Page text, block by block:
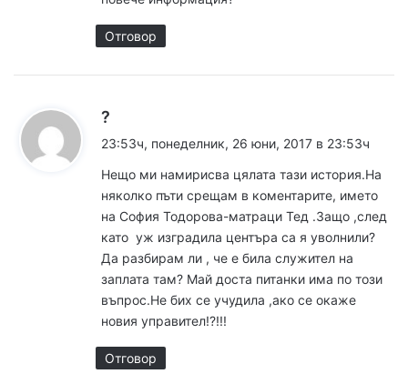
:
Отговор
?
а
а
:
23:53ч, понеделник, 26 юни, 2017 в 23:53ч
Нещо ми намирисва цялата тази история.На
няколко пъти срещам в коментарите, името
на София Тодорова-матраци Тед .Защо ,след
като уж изградила центъра са я уволнили?
Да разбирам ли , че е била служител на
заплата там? Май доста питанки има по този
въпрос.Не бих се учудила ,ако се окаже
новия управител!?!!!
Отговор